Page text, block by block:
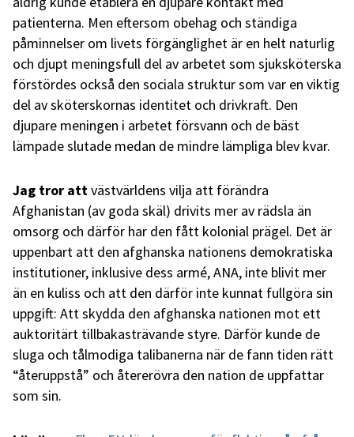
patienterna. Men eftersom obehag och ständiga
påminnelser om livets förgänglighet är en helt naturlig
och djupt meningsfull del av arbetet som sjuksköterska
förstördes också den sociala struktur som var en viktig
del av sköterskornas identitet och drivkraft. Den
djupare meningen i arbetet försvann och de bäst
lämpade slutade medan de mindre lämpliga blev kvar.
Jag tror attvästvärldens vilja att förändra
Afghanistan (av goda skäl) drivits mer av rädsla än
omsorg och därför har den fått kolonial prägel. Det är
uppenbart att den afghanska nationens demokratiska
institutioner, inklusive dess armé, ANA, inte blivit mer
än en kuliss och att den därför inte kunnat fullgöra sin
uppgift: Att skydda den afghanska nationen mot ett
auktoritärt tillbakasträvande styre. Därför kunde de
sluga och tålmodiga talibanerna när de fann tiden rätt
“återuppstå” och återerövra den nation de uppfattar
som sin.